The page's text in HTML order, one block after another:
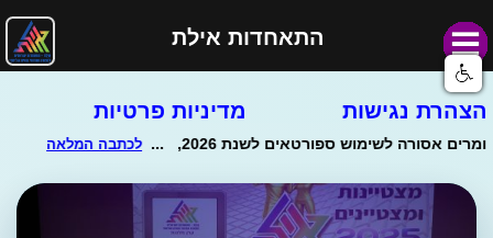
התאחדות אילת
הצהרת נגישות מדיניות פרטיות